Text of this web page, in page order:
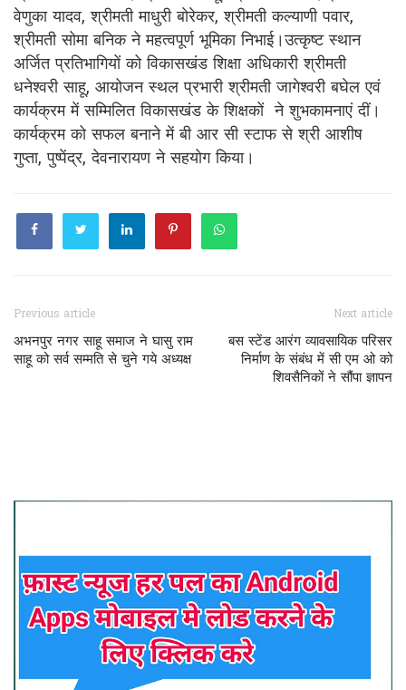
वेणुका यादव, श्रीमती माधुरी बोरेकर, श्रीमती कल्याणी पवार,
श्रीमती सोमा बनिक ने महत्वपूर्ण भूमिका निभाई।उत्कृष्ट स्थान
अर्जित प्रतिभागियों को विकासखंड शिक्षा अधिकारी श्रीमती
धनेश्वरी साहू, आयोजन स्थल प्रभारी श्रीमती जागेश्वरी बघेल एवं
कार्यक्रम में सम्मिलित विकासखंड के शिक्षकों ने शुभकामनाएं दीं।
कार्यक्रम को सफल बनाने में बी आर सी स्टाफ से श्री आशीष
गुप्ता, पुष्पेंद्र, देवनारायण ने सहयोग किया।
Previous article
अभनपुर नगर साहू समाज ने घासु राम
साहू को सर्व सम्मति से चुने गये अध्यक्ष
Next article
बस स्टेंड आरंग व्यावसायिक परिसर
निर्माण के संबंध में सी एम ओ को
शिवसैनिकों ने सौंपा ज्ञापन